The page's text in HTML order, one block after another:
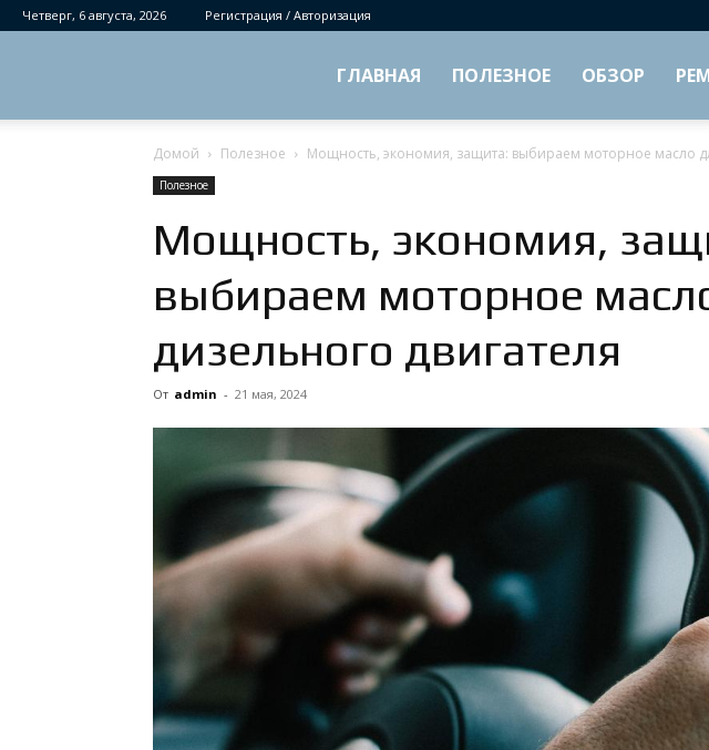
Четверг, 6 августа, 2026 Регистрация / Авторизация
ГЛАВНАЯ ПОЛЕЗНОЕ ОБЗОР
Домой Полезное Мощность, экономия, защита: выбираем моторное масло
Полезное
Мощность, экономия,
выбираем моторное
дизельного двигателя
От admin - 21 мая, 2024